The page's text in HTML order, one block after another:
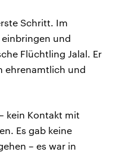
Schritt. Im
und
Flüchtling Jalal. Er
ehrenamtlich und
kein Kontakt mit
Es gab keine
– es war in